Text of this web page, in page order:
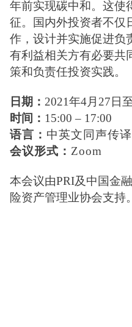
年前实现碳中和。 这使
征。
国内外投资者不仅
作，设计并实施促进负
有利益相关方有必要共
策和负责任投资实践。
日期： 2021年4月27日
时间： 15:00 – 17:00
语言： 中英文同声传译
会议形式： Zoom
本会议由PRI及中国金
险资产管理业协会支持。